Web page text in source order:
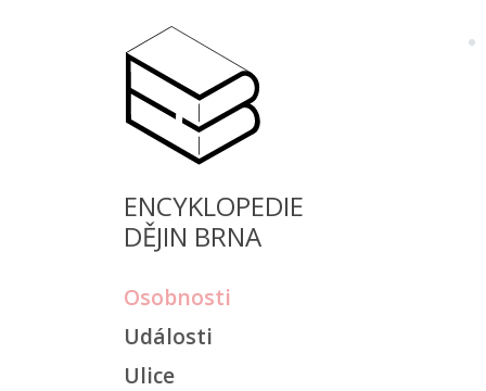
ENCYKLOPEDIE
DĚJIN BRNA
Osobnosti
Události
Ulice